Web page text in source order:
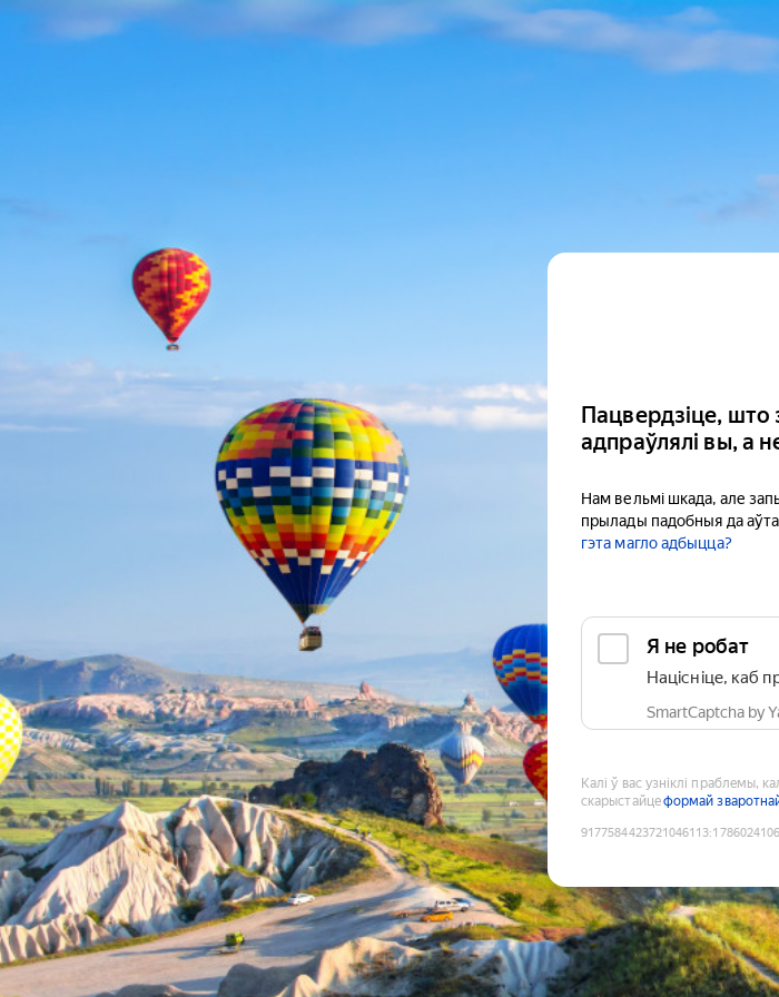
Пацвердзіце, што
адпраўлялі вы, а
Нам вельмі шкада, але
прылады падобныя да
гэта магло адбыцца?
Я не робат
Націсніце, каб
SmartCaptcha by
Калі ў вас узніклі праблемы,
скарыстайцеформай зваротнай
9177584423721046113:1786024106